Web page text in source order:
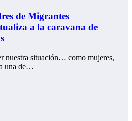
de Migrantes
a la caravana de
nuestra situación… como mujeres,
una de…